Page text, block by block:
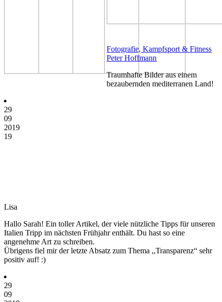
Fotografie, Kampfsport & Fitness
Peter Hoffmann
Traumhafte Bilder aus einem
bezaubernden mediterranen Land!
29
09
2019
19
Lisa
Hallo Sarah! Ein toller Artikel, der viele nützliche Tipps für unseren
Italien Tripp im nächsten Frühjahr enthält. Du hast so eine
angenehme Art zu schreiben.
Übrigens fiel mir der letzte Absatz zum Thema ,,Transparenz“ sehr
positiv auf! :)
29
09